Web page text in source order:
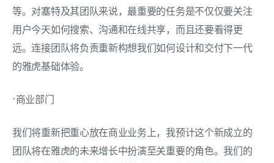
等。对塞特及其团队来说，最重要的任务是不仅仅要关注
用户今天如何搜索、沟通和在线共享，而且还要看得更
远。连接团队将负责重新构想我们如何设计和交付下一代
的雅虎基础体验。
·商业部门
我们将重新把重心放在商业业务上，我预计这个新成立的
团队将在雅虎的未来增长中扮演至关重要的角色。我们的